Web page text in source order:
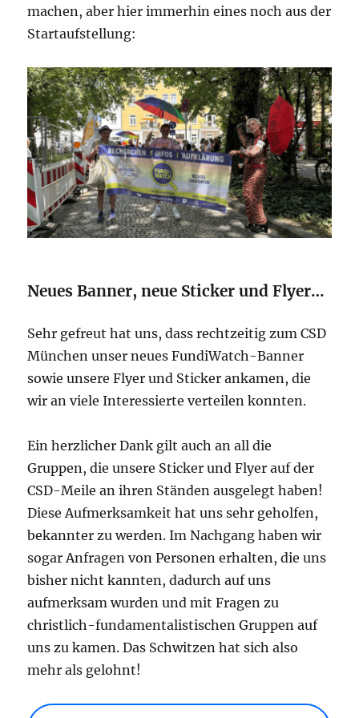
machen, aber hier immerhin eines noch aus der
Startaufstellung:
Neues Banner, neue Sticker und Flyer…
Sehr gefreut hat uns, dass rechtzeitig zum CSD
München unser neues FundiWatch-Banner
sowie unsere Flyer und Sticker ankamen, die
wir an viele Interessierte verteilen konnten.
Ein herzlicher Dank gilt auch an all die
Gruppen, die unsere Sticker und Flyer auf der
CSD-Meile an ihren Ständen ausgelegt haben!
Diese Aufmerksamkeit hat uns sehr geholfen,
bekannter zu werden. Im Nachgang haben wir
sogar Anfragen von Personen erhalten, die uns
bisher nicht kannten, dadurch auf uns
aufmerksam wurden und mit Fragen zu
christlich-fundamentalistischen Gruppen auf
uns zu kamen. Das Schwitzen hat sich also
mehr als gelohnt!